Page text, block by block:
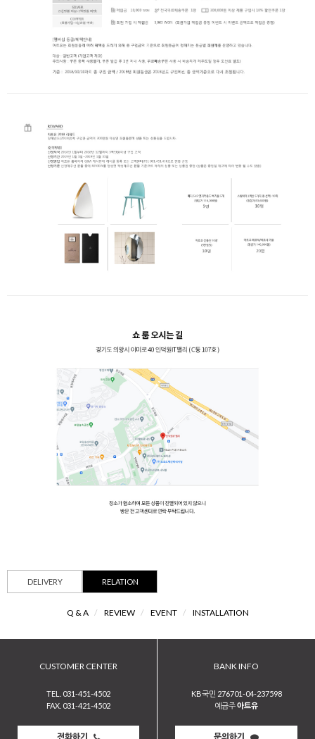
DELIVERY RELATION
Q & A / REVIEW / EVENT / INSTALLATION
CUSTOMER CENTER
TEL. 031-451-4502
FAX. 031-421-4502
전화하기
BANK INFO
KB국민 276701-04-237598
예금주아트유
문의하기